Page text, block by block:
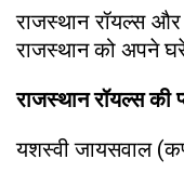
राजस्थान रॉयल्स
राजस्थान को अपने
राजस्थान रॉयल्स की
यशस्वी जायसवाल